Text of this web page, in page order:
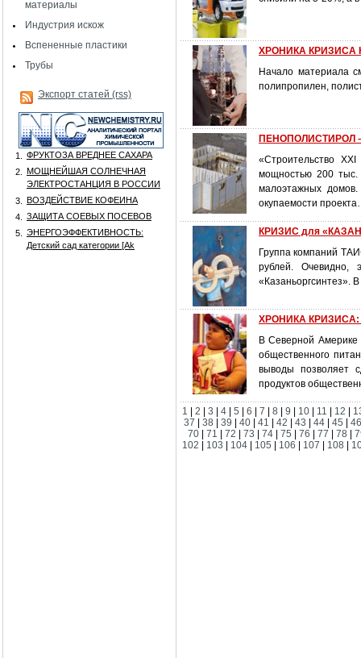
материалы
Индустрия искож
Вспененные пластики
Трубы
Экспорт статей (rss)
1.
ФРУКТОЗА ВРЕДНЕЕ САХАРА
2.
МОЩНЕЙШАЯ СОЛНЕЧНАЯ
ЭЛЕКТРОСТАНЦИЯ В РОССИИ
3.
ВОЗДЕЙСТВИЕ КОФЕИНА
4.
ЗАЩИТА СОЕВЫХ ПОСЕВОВ
5.
ЭНЕРГОЭФФЕКТИВНОСТЬ:
Детский сад категории [Аk
ХРОНИКА КРИЗИСА
Начало
полипропилен,
ПЕНОПОЛИСТИРОЛ
«Строительство
мощностью 200 тыс.
малоэтажных
окупаемости
КРИЗИС для
Группа компаний
рублей.
«Казаньоргсинтез».
ХРОНИКА КРИЗИСА:
В Северной Америке
общественного
выводы позволяет
продуктов
1 2 3 4 5 6 7 8 9 10 11 12
37
|38 |39 |40 |41 |42 |43 |44 |45 |
70
71 72 73 74 75 76 77 78
102
103 104 105 106 107 108